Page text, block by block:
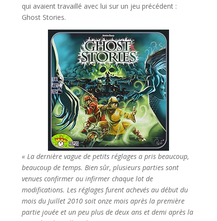
qui avaient travaillé avec lui sur un jeu précédent :
Ghost Stories.
« La dernière vague de petits réglages a pris beaucoup,
beaucoup de temps. Bien sûr, plusieurs parties sont
venues confirmer ou infirmer chaque lot de
modifications. Les réglages furent achevés au début du
mois du Juillet 2010 soit onze mois après la première
partie jouée et un peu plus de deux ans et demi après la